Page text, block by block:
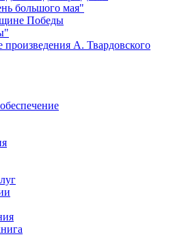
большого мая"
Победы
произведения А. Твардовского